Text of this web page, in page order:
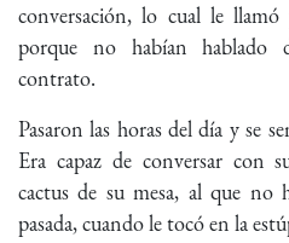
conversación, lo cual le llamó
porque no habían hablado
contrato.
Pasaron las horas del día y se
Era capaz de conversar con
cactus de su mesa, al que no
pasada, cuando le tocó en la